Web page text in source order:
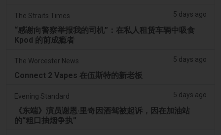
The Straits Times 5 days ago
“感谢向警察举报我的司机”：在私人租赁车辆中吸食
Kpod 的前成瘾者
The Worcester News 5 days ago
Connect 2 Vapes 在伍斯特的新老板
Evening Standard 5 days ago
《东端》演员谢恩·里奇因酒驾被起诉，因在加油站
的“粗口抽烟争执”